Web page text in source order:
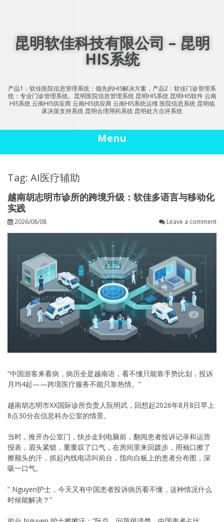
昆明软佳科技有限公司 – 昆明
HIS系统
产品1：软佳医院信息管理系统：领先的HIS解决方案，产品2：软佳门诊管理系
统：专业门诊管理系统。昆明医院信息管理系统 昆明HIS系统 昆明HIS软件 云南
HIS系统 云南HIS供应商 云南HIS供应商 云南HIS系统运维 医院信息系统 昆明临
床决策支持系统 昆明合理用药系统 昆明处方点评系统
Menu
Tag: AI医疗辅助
越南胡志明市诊所的跨境升级：软佳多语言与移动化
实践
2026/08/08 Leave a comment
“中国游客来看病，病历全是越南语，看不懂只能靠手势比划，投诉
月均4起——跨境医疗服务不能只靠热情。”
越南胡志明市XX国际诊所负责人阮明武，回想起2026年8月8日早上
8点30分在信息科办公室的情景。
当时，推开办公室门，快步走到电脑前，翻阅患者投诉记录和运营
报表，眉头紧锁，重重叹了口气，在房间里来回踱步，用袖口擦了
擦额头的汗，抓起内线电话叫前台，指向白板上的患者分布图，深
吸一口气。
” Nguyen护士，今天又有中国患者投诉病历看不懂，这种情况什么
时候能解决？”